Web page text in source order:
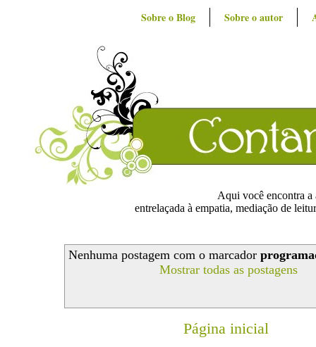
Sobre o Blog Sobre o autor
Aqui você encontra
entrelaçada à empatia, mediação de
Nenhuma postagem com o marcador
Mostrar todas as postagens
Página inicial